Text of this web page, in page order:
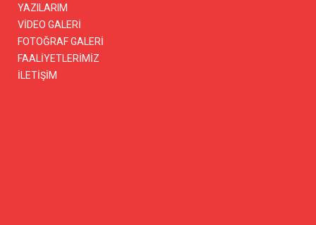
YAZILARIM
VİDEO GALERİ
FOTOĞRAF GALERİ
FAALİYETLERİMİZ
İLETİŞİM